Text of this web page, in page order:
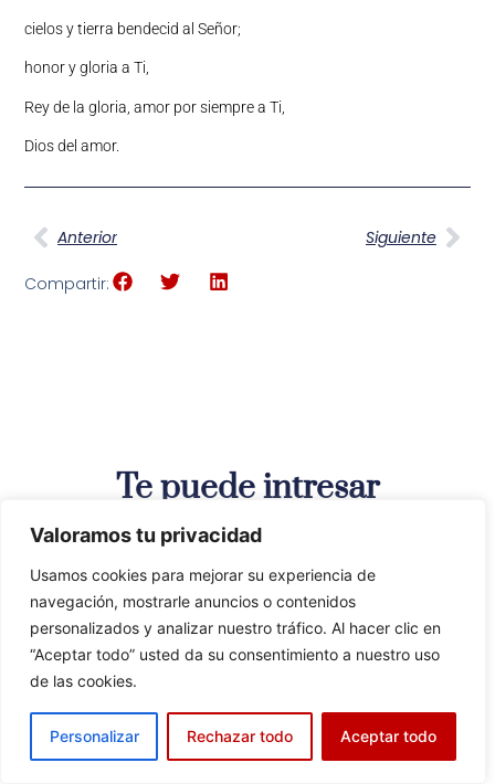
Valoramos tu privacidad
Usamos cookies para mejorar su experiencia de
navegación, mostrarle anuncios o contenidos
personalizados y analizar nuestro tráfico. Al hacer clic en
“Aceptar todo” usted da su consentimiento a nuestro uso
de las cookies.
Personalizar Rechazar todo Aceptar todo
cielos y tierra bendecid al Señor;
honor y gloria a Ti,
Rey de la gloria, amor por siempre a Ti,
Dios del amor.
Anterior Siguiente
Compartir:
Te puede intresar